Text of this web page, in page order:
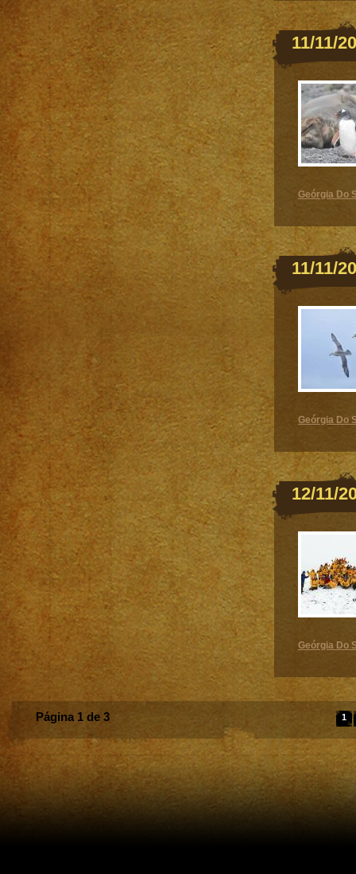
11/11/
Geórgia Do
11/11/
Geórgia Do
12/11/
Geórgia Do
1
Página 1 de 3